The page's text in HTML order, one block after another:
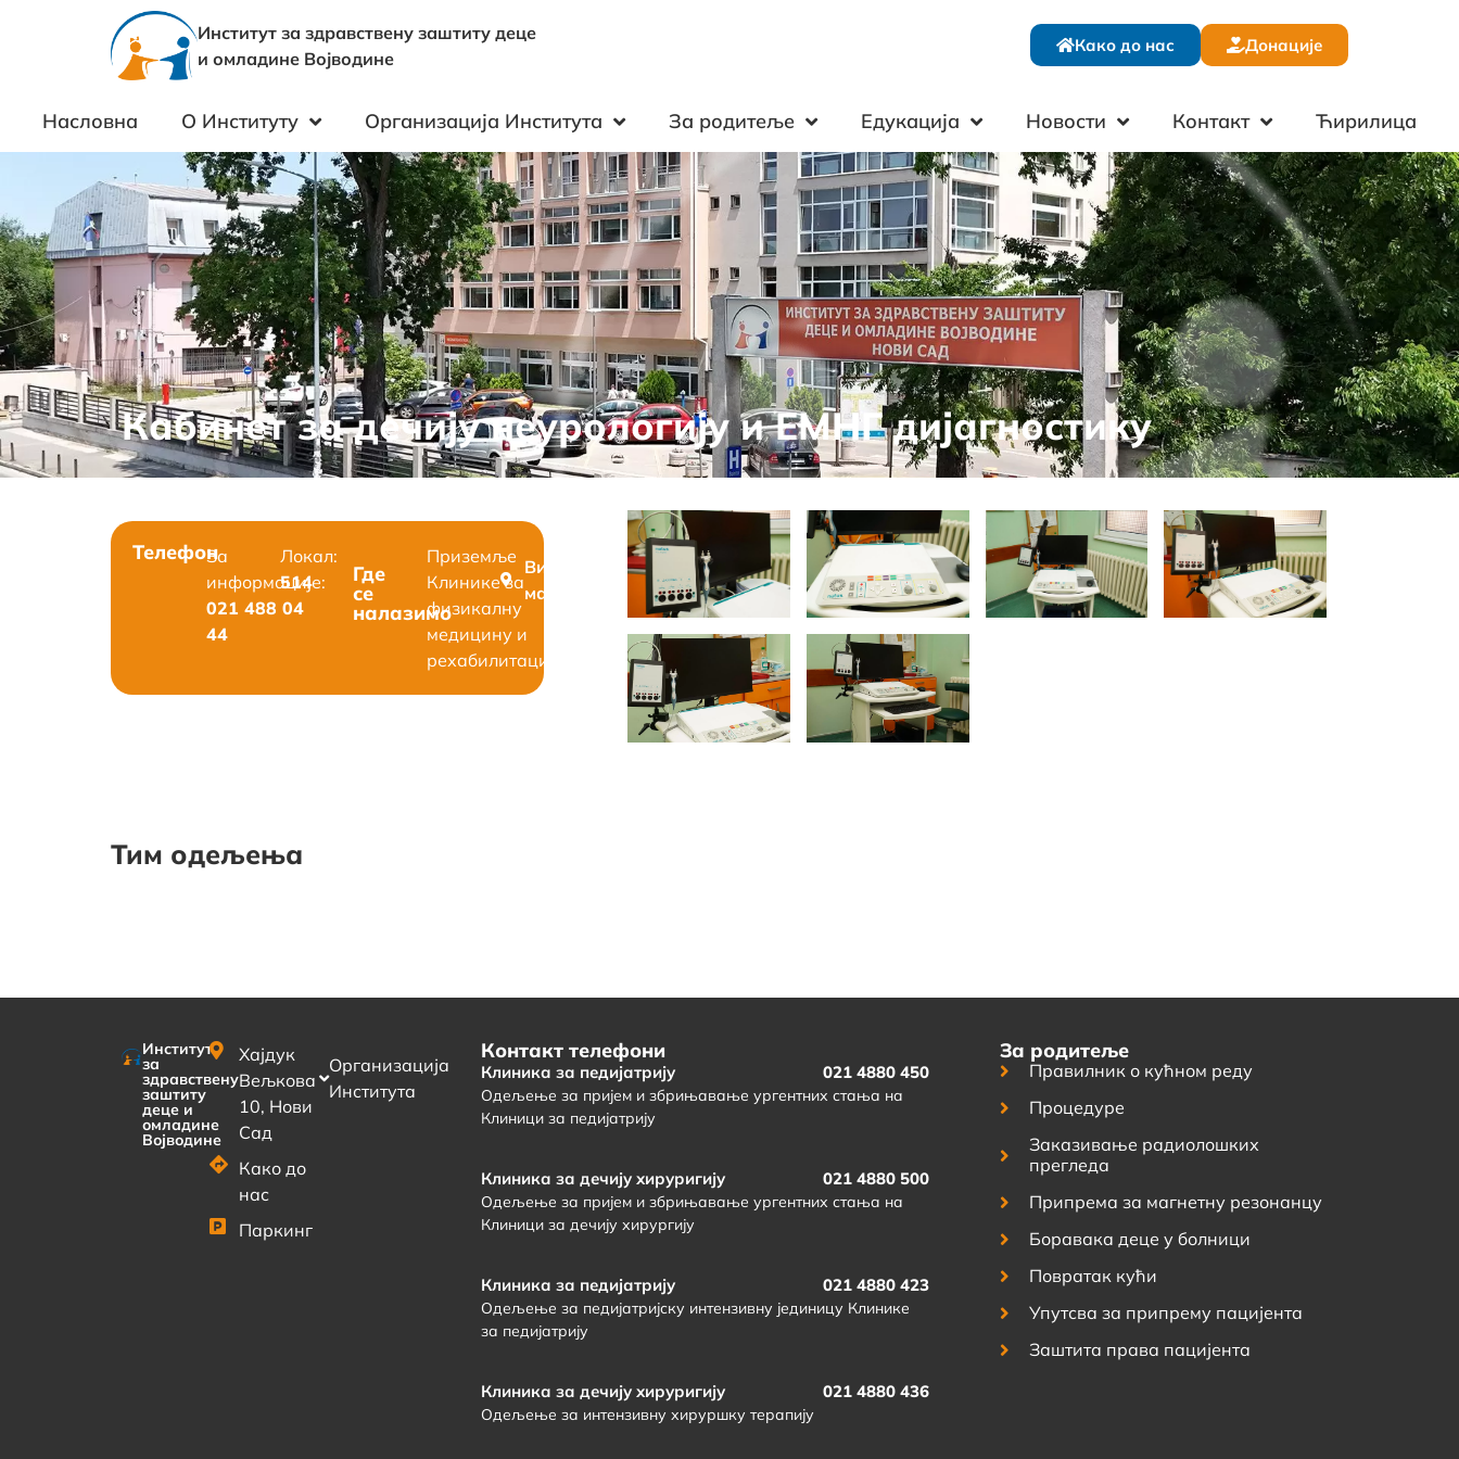
Институт за здравствену заштиту деце
и омладине Војводине
Како до нас Донације
Насловна О Институту Организација Института За родитеље Едукација Новости Контакт Ћирилица
Кабинет за дечију неурологију и ЕМНГ дијагностику
ТелефонЗа
информације:
021 488 04
44
Локал:
514
Где
се
налазимо
Приземље
Клинике за
физикалну
медицину и
рехабилитацију
Види
мапу
Тим одељења
Институт
за
здравствену
заштиту
деце и
омладине
Војводине
Хајдук
Вељкова
10, Нови
Сад
Како до
нас
Паркинг
Организација
Института
Контакт телефони
Клиника за педијатрију 021 4880 450
Одељење за пријем и збрињавање ургентних стања на
Клиници за педијатрију
Клиника за дечију хируригију 021 4880 500
Одељење за пријем и збрињавање ургентних стања на
Клиници за дечију хирургију
Клиника за педијатрију 021 4880 423
Одељење за педијатријску интензивну јединицу Клинике
за педијатрију
Клиника за дечију хируригију 021 4880 436
Одељење за интензивну хируршку терапију
За родитеље
Правилник о кућном реду
Процедуре
Заказивање радиолошких
прегледа
Припрема за магнетну резонанцу
Боравака деце у болници
Повратак кући
Упутсва за припрему пацијента
Заштита права пацијента